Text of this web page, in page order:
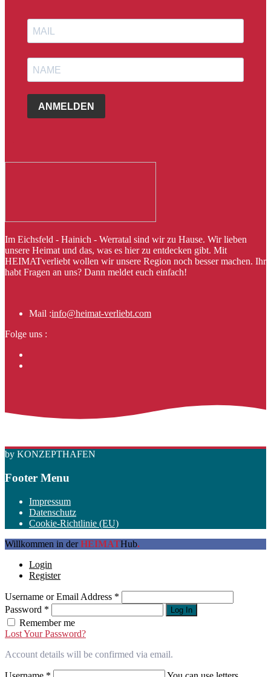
ANMELDEN
Im Eichsfeld - Hainich - Werratal sind wir zu Hause. Wir lieben
unsere Heimat und das, was es hier zu entdecken gibt. Mit
HEIMATverliebt wollen wir unsere Region noch besser machen. Ihr
habt Fragen an uns? Dann meldet euch einfach!
Mail :info@heimat-verliebt.com
Folge uns :
by KONZEPTHAFEN
Footer Menu
Impressum
Datenschutz
Cookie-Richtlinie (EU)
Willkommen in derHEIMATHub.
Login
Register
Username or Email Address *
Password * Log In
Remember me
Lost Your Password?
Account details will be confirmed via email.